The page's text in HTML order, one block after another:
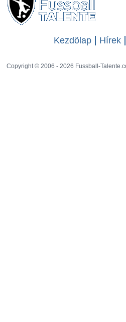
Kezdölap Hírek
Copyright © 2006 - 2026 Fussball-